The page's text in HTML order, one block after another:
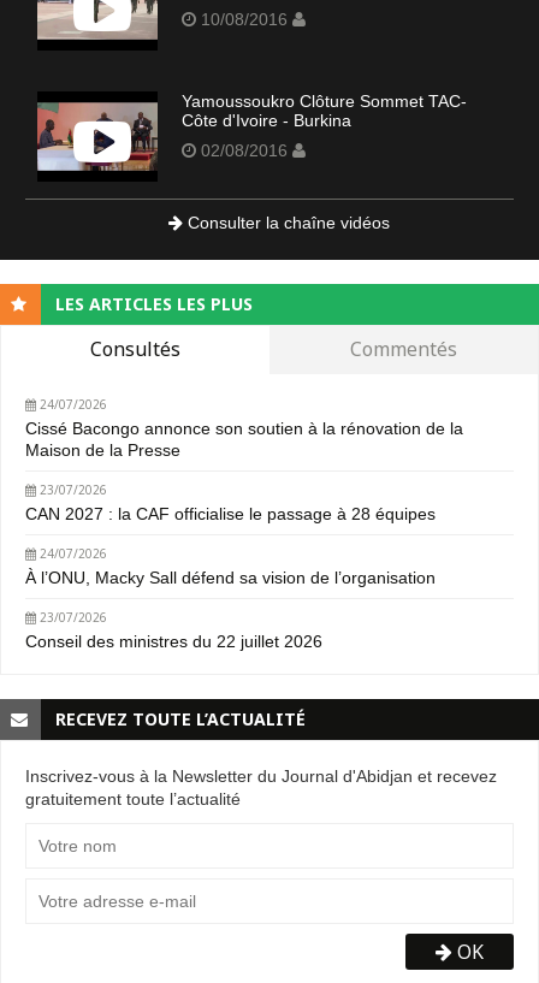
10/08/2016
Yamoussoukro Clôture Sommet TAC-
Côte d'Ivoire - Burkina
02/08/2016
Consulter la chaîne vidéos
LES ARTICLES LES PLUS
Consultés Commentés
24/07/2026
Cissé Bacongo annonce son soutien à la rénovation de la
Maison de la Presse
23/07/2026
CAN 2027 : la CAF officialise le passage à 28 équipes
24/07/2026
À l’ONU, Macky Sall défend sa vision de l’organisation
23/07/2026
Conseil des ministres du 22 juillet 2026
RECEVEZ TOUTE L’ACTUALITÉ
Inscrivez-vous à la Newsletter du Journal d'Abidjan et recevez
gratuitement toute l’actualité
OK